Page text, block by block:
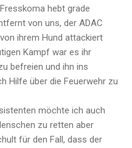
hebt grade
von uns, der ADAC
ihrem Hund attackiert
Kampf war es ihr
befreien und ihn ins
Hilfe über die Feuerwehr zu
möchte ich auch
zu retten aber
für den Fall, dass der